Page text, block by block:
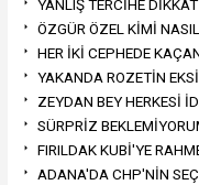
YANLIŞ TERCİHE
ÖZGÜR ÖZEL KİMİ
HER İKİ CEPHEDE
YAKANDA ROZETİN
ZEYDAN BEY HERKESİ
SÜRPRİZ
FIRILDAK KUBİ'YE
ADANA'DA CHP'NİN